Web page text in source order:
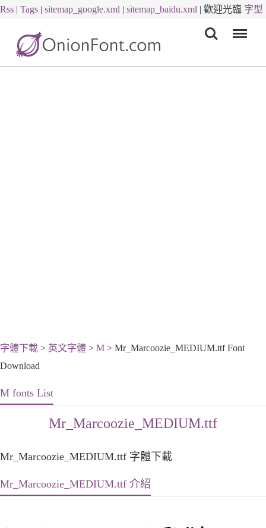
Rss | Tags | sitemap_google.xml | sitemap_baidu.xml | 歡迎光臨 字型
字體下載 > 英文字體 > M > Mr_Marcoozie_MEDIUM.ttf Font
Download
M fonts List
Mr_Marcoozie_MEDIUM.ttf
Mr_Marcoozie_MEDIUM.ttf 字體下載
Mr_Marcoozie_MEDIUM.ttf 介紹